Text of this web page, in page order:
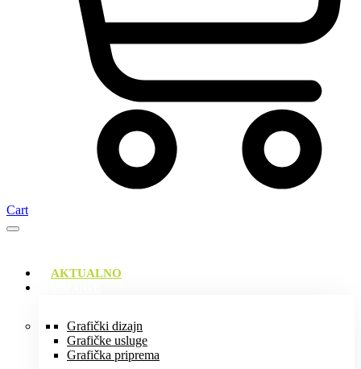
Cart
AKTUALNO
Grafički dizajn
Grafičke usluge
Grafička priprema